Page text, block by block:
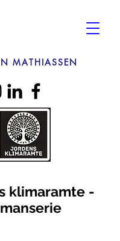
MATHIASSEN
klimaramte -